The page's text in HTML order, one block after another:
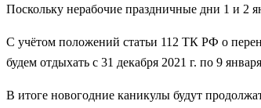
Поскольку нерабочие праздничные дни 1 и 2
С учётом положений статьи 112 ТК РФ о
будем отдыхать с 31 декабря 2021 г. по 9
В итоге новогодние каникулы будут